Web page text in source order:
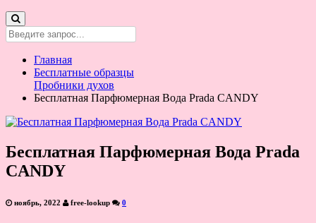
Главная
Бесплатные образцы
Пробники духов
Бесплатная Парфюмерная Вода Prada CANDY
Бесплатная Парфюмерная Вода Prada
CANDY
ноябрь, 2022 free-lookup 0